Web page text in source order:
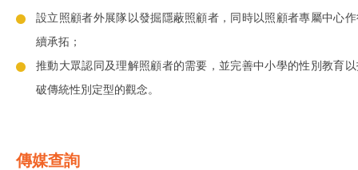
設立照顧者外展隊以發掘隱蔽照顧者，同時以照顧者專屬中心
續承拓；
推動大眾認同及理解照顧者的需要，並完善中小學的性別教育
破傳統性別定型的觀念。
傳媒查詢